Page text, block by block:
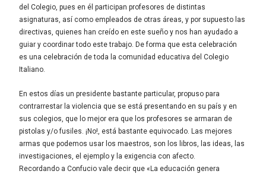
del Colegio, pues en él participan profesores de distintas
asignaturas, así como empleados de otras áreas, y por supuesto las
directivas, quienes han creído en este sueño y nos han ayudado a
guiar y coordinar todo este trabajo. De forma que esta celebración
es una celebración de toda la comunidad educativa del Colegio
Italiano.
En estos días un presidente bastante particular, propuso para
contrarrestar la violencia que se está presentando en su país y en
sus colegios, que lo mejor era que los profesores se armaran de
pistolas y/o fusiles. ¡No!, está bastante equivocado. Las mejores
armas que podemos usar los maestros, son los libros, las ideas, las
investigaciones, el ejemplo y la exigencia con afecto.
Recordando a Confucio vale decir que «La educación genera